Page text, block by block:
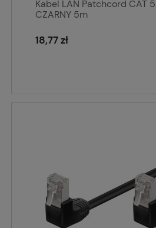
Kabel LAN Patchcord CAT
CZARNY 5m
18,77 zł